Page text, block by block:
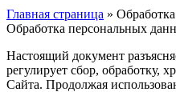
Главная страница »
Обработка персональных
Настоящий документ
регулирует сбор, обработку,
Сайта. Продолжая